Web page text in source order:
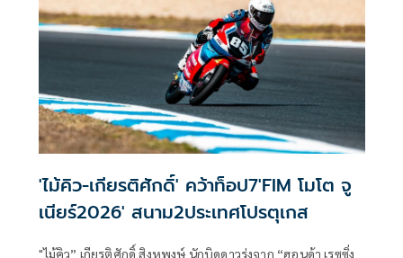
'ไม้คิว-เกียรติศักดิ์' คว้าท็อป7'FIM โมโต จู
เนียร์2026' สนาม2ประเทศโปรตุเกส
"ไม้คิว” เกียรติศักดิ์ สิงหพงษ์ นักบิดดาวรุ่งจาก “ฮอนด้า เรซซิ่ง